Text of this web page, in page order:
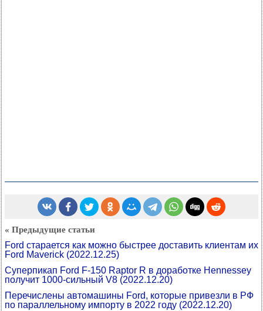
« Предыдущие статьи
Ford старается как можно быстрее доставить клиентам их
Ford Maverick (2022.12.25)
Суперпикап Ford F-150 Raptor R в доработке Hennessey
получит 1000-сильный V8 (2022.12.20)
Перечислены автомашины Ford, которые привезли в РФ
по параллельному импорту в 2022 году (2022.12.20)